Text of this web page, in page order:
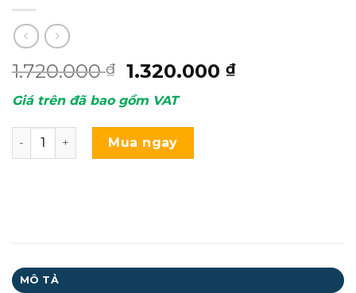
1.720.000₫ 1.320.000₫
Giá trên đã bao gồm VAT
Máy quét mã QR Code PA (Blink) quantity
Mua ngay
MÔ TẢ